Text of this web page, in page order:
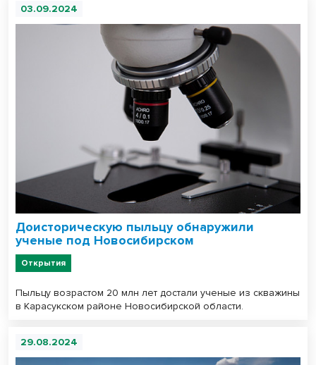
03.09.2024
Доисторическую пыльцу обнаружили
ученые под Новосибирском
Открытия
Пыльцу возрастом 20 млн лет достали ученые из скважины
в Карасукском районе Новосибирской области.
29.08.2024